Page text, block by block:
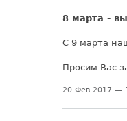
8 марта -
С 9 марта
Просим Вас
20 Фев 2017 —